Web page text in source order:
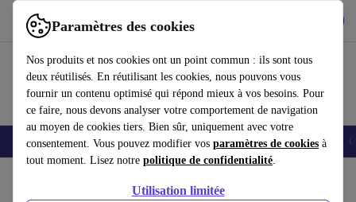
Paramètres des cookies
Nos produits et nos cookies ont un point commun : ils sont tous
deux réutilisés. En réutilisant les cookies, nous pouvons vous
fournir un contenu optimisé qui répond mieux à vos besoins. Pour
ce faire, nous devons analyser votre comportement de navigation
au moyen de cookies tiers. Bien sûr, uniquement avec votre
consentement. Vous pouvez modifier vos paramètres de cookies à
tout moment. Lisez notre politique de confidentialité.
Utilisation limitée
Utilisez refurbed rapidement et facilement
Smartphones Laptops Tablettes Montres connectées Accessoires